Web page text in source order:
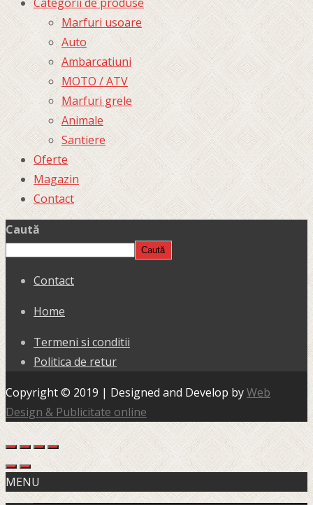
Categorii de produse
Marfuri usoare
Auto
Ambarcatiuni
MOTO / ATV
Marfuri grele
Animale
Santiere
Oferte
Magazin
Contact
Caută
Caută
Contact
Home
Termeni si conditii
Politica de retur
Copyright © 2019 | Designed and Develop byWeb
Design & Publicitate online
MENU